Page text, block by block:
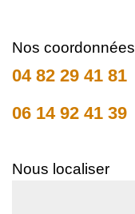
Nos coordonnées
04 82 29 41 81
06 14 92 41 39
Nous localiser